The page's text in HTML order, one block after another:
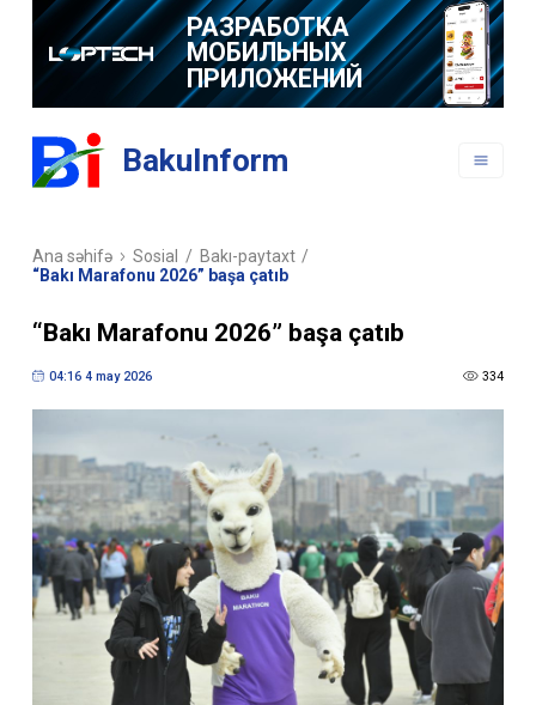
РАЗРАБОТКА
МОБИЛЬНЫХ
ПРИЛОЖЕНИЙ
BakuInform
Ana səhifə Sosial / Bakı-paytaxt /
“Bakı Marafonu 2026” başa çatıb
“Bakı Marafonu 2026” başa çatıb
04:16 4 may 2026 334